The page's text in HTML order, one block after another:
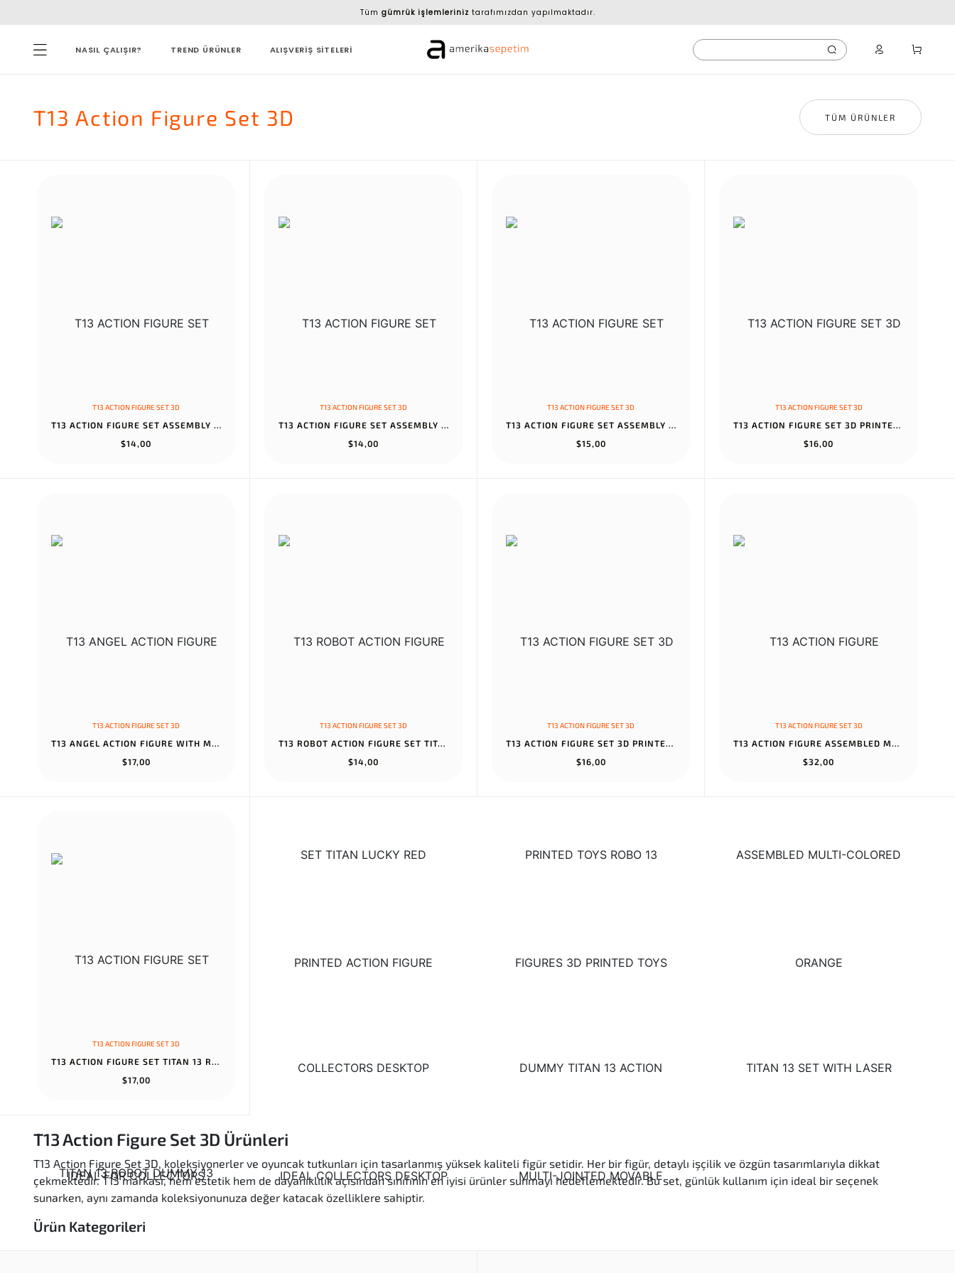
Tüm gümrük işlemleriniz tarafımızdan yapılmaktadır.
NASIL ÇALIŞIR? TREND ÜRÜNLER ALIŞVERİŞ SİTELERİ
T13 Action Figure Set 3D TÜM ÜRÜNLER
T13 ACTION FIGURE SET 3D
T13 ACTION FIGURE SET ASSEMBLY COMPLETED TITAN 13 ROBOT DUMMY 13...
$14,00
T13 ACTION FIGURE SET 3D
T13 ACTION FIGURE SET ASSEMBLY COMPLETED TITAN 13 ROBOT DUMMY 13...
$14,00
T13 ACTION FIGURE SET 3D
T13 ACTION FIGURE SET ASSEMBLY COMPLETED DUMMY 13 TITAN 13 ACTION...
$15,00
T13 ACTION FIGURE SET 3D
T13 ACTION FIGURE SET 3D PRINTED TOYS ROBO 13 DUMMY TITAN BLACK O...
$16,00
T13 ACTION FIGURE SET 3D
T13 ANGEL ACTION FIGURE WITH MULTIPLE ACCESSORIES ASSEMBLED TITAN...
$17,00
T13 ACTION FIGURE SET 3D
T13 ROBOT ACTION FIGURE SET TITAN LUCKY RED COLLECTORS DESKTOP DE...
$14,00
T13 ACTION FIGURE SET 3D
T13 ACTION FIGURE SET 3D PRINTED TOYS ROBO 13 DUMMY TITAN 13 ACTI...
$16,00
T13 ACTION FIGURE SET 3D
T13 ACTION FIGURE ASSEMBLED MULTI-COLORED TITAN 13 SET WITH LASER...
$32,00
T13 ACTION FIGURE SET 3D
T13 ACTION FIGURE SET TITAN 13 ROBOT DUMMY 13 SET 3D PRINTED ROBO...
$17,00
T13 Action Figure Set 3D Ürünleri
T13 Action Figure Set 3D, koleksiyonerler ve oyuncak tutkunları için tasarlanmış yüksek kaliteli figür setidir. Her bir figür, detaylı işçilik ve özgün tasarımlarıyla dikkat
çekmektedir. T13 markası, hem estetik hem de dayanıklılık açısından sınıfının en iyisi ürünler sunmayı hedeflemektedir. Bu set, günlük kullanım için ideal bir seçenek
sunarken, aynı zamanda koleksiyonunuza değer katacak özelliklere sahiptir.
Ürün Kategorileri